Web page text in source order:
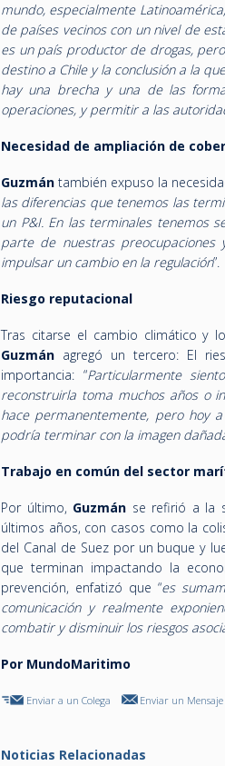
mundo, especialmente
de países vecinos con un nivel de
es un país productor de drogas,
destino a Chile y la conclusión a la
hay una brecha y una de las
operaciones, y permitir a las
Necesidad de ampliación de
Guzmán también expuso la
las diferencias que tenemos las
un P&I. En las terminales tenemos
parte de nuestras
impulsar un cambio en la regulación”.
Riesgo reputacional
Tras citarse el cambio climático y
Guzmán agregó un tercero: El
importancia: “Particularmente
reconstruirla toma muchos años o
hace permanentemente, pero hoy
podría terminar con la imagen
Trabajo en común del sector
Por último, Guzmán se refirió a la
últimos años, con casos como la
del Canal de Suez por un buque y
que terminan impactando la
prevención, enfatizó que “es
comunicación y realmente
combatir y disminuir los riesgos
Por MundoMaritimo
Enviar a un Colega Enviar un
Noticias Relacionadas